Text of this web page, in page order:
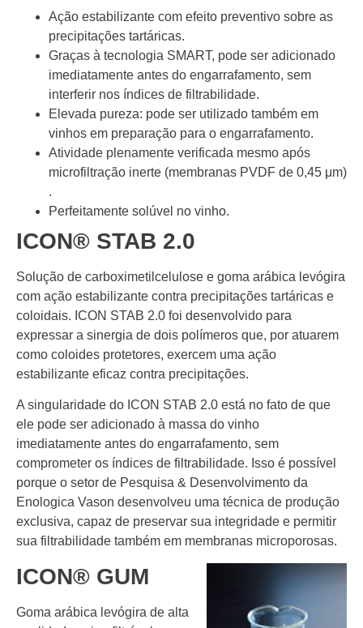
Ação estabilizante com efeito preventivo sobre as
precipitações tartáricas.
Graças à tecnologia SMART, pode ser adicionado
imediatamente antes do engarrafamento, sem
interferir nos índices de filtrabilidade.
Elevada pureza: pode ser utilizado também em
vinhos em preparação para o engarrafamento.
Atividade plenamente verificada mesmo após
microfiltração inerte (membranas PVDF de 0,45 μm)
.
Perfeitamente solúvel no vinho.
ICON® STAB 2.0
Solução de carboximetilcelulose e goma arábica levógira
com ação estabilizante contra precipitações tartáricas e
coloidais. ICON STAB 2.0 foi desenvolvido para
expressar a sinergia de dois polímeros que, por atuarem
como coloides protetores, exercem uma ação
estabilizante eficaz contra precipitações.
A singularidade do ICON STAB 2.0 está no fato de que
ele pode ser adicionado à massa do vinho
imediatamente antes do engarrafamento, sem
comprometer os índices de filtrabilidade. Isso é possível
porque o setor de Pesquisa & Desenvolvimento da
Enologica Vason desenvolveu uma técnica de produção
exclusiva, capaz de preservar sua integridade e permitir
sua filtrabilidade também em membranas microporosas.
ICON® GUM
Goma arábica levógira de alta